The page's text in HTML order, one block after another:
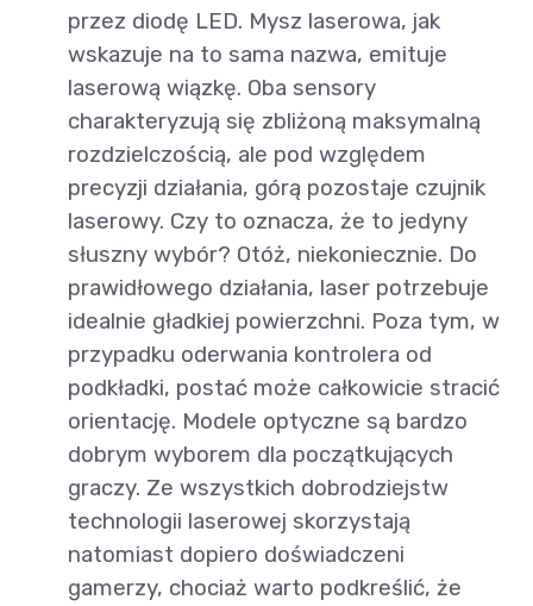
przez diodę LED. Mysz laserowa, jak
wskazuje na to sama nazwa, emituje
laserową wiązkę. Oba sensory
charakteryzują się zbliżoną maksymalną
rozdzielczością, ale pod względem
precyzji działania, górą pozostaje czujnik
laserowy. Czy to oznacza, że to jedyny
słuszny wybór? Otóż, niekoniecznie. Do
prawidłowego działania, laser potrzebuje
idealnie gładkiej powierzchni. Poza tym, w
przypadku oderwania kontrolera od
podkładki, postać może całkowicie stracić
orientację. Modele optyczne są bardzo
dobrym wyborem dla początkujących
graczy. Ze wszystkich dobrodziejstw
technologii laserowej skorzystają
natomiast dopiero doświadczeni
gamerzy, chociaż warto podkreślić, że